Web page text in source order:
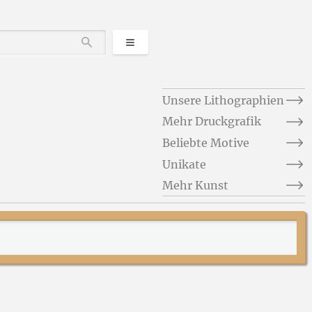
DurchsuchenKategorien
Unsere Lithographien
Mehr Druckgrafik
Beliebte Motive
Unikate
Mehr Kunst